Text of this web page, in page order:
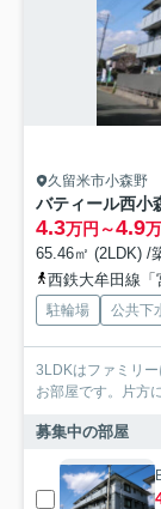
久留米市小森野
バティール西
4.3万円～4.9
65.46㎡ (2LDK) /
西鉄大牟田線
駐輪場 公共下
3LDKはファミリ
お部屋です。片方
募集中の部屋